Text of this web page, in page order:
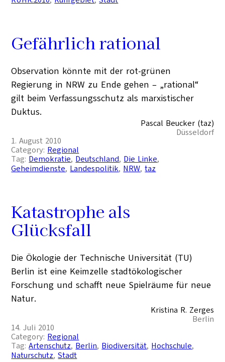
Gefährlich rational
Observation könnte mit der rot-grünen
Regierung in NRW zu Ende gehen – „rational“
gilt beim Verfassungsschutz als marxistischer
Duktus.
Pascal Beucker (taz)
Düsseldorf
1. August 2010
Category: Regional
Tag: Demokratie, Deutschland, Die Linke
Geheimdienste, Landespolitik, NRW, taz
Katastrophe als
Glücksfall
Die Ökologie der Technische Universität (TU)
Berlin ist eine Keimzelle stadtökologischer
Forschung und schafft neue Spielräume für neue
Natur.
Kristina R. Zerges
Berlin
14. Juli 2010
Category: Regional
Tag:Artenschutz, Berlin, Biodiversität, Hochschule
Naturschutz, Stadt